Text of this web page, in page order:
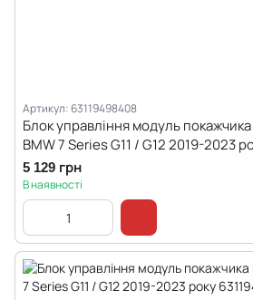
Артикул: 63119498408
Блок управління модуль
BMW 7 Series G11 / G12 2019-2023
5 129 грн
В наявності